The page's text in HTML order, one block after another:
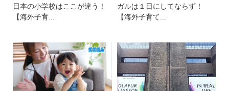
日本の小学校はここが違う！
【海外子育...
ガルは１日にしてならず！
【海外子育て...